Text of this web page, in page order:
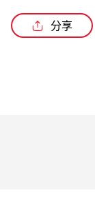
分享